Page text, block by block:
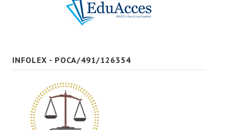
INFOLEX - POCA/491/126354